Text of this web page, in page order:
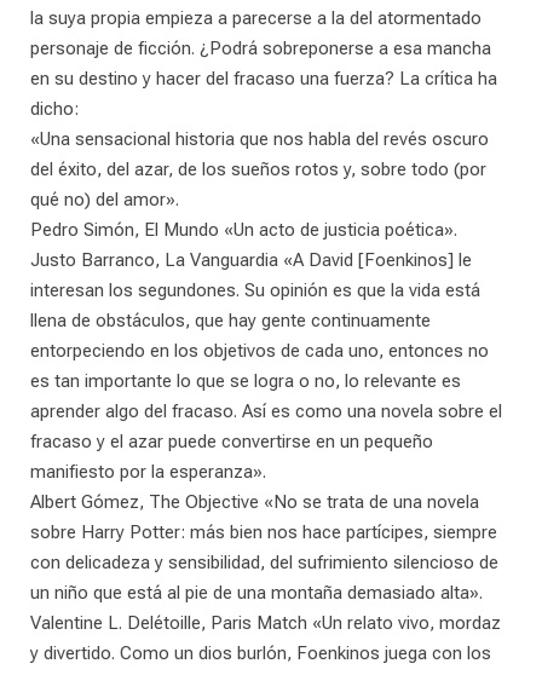
la suya propia empieza a parecerse a la del atormentado
personaje de ficción. ¿Podrá sobreponerse a esa mancha
en su destino y hacer del fracaso una fuerza? La crítica ha
dicho:
«Una sensacional historia que nos habla del revés oscuro
del éxito, del azar, de los sueños rotos y, sobre todo (por
qué no) del amor».
Pedro Simón, El Mundo «Un acto de justicia poética».
Justo Barranco, La Vanguardia «A David [Foenkinos] le
interesan los segundones. Su opinión es que la vida está
llena de obstáculos, que hay gente continuamente
entorpeciendo en los objetivos de cada uno, entonces no
es tan importante lo que se logra o no, lo relevante es
aprender algo del fracaso. Así es como una novela sobre el
fracaso y el azar puede convertirse en un pequeño
manifiesto por la esperanza».
Albert Gómez, The Objective «No se trata de una novela
sobre Harry Potter: más bien nos hace partícipes, siempre
con delicadeza y sensibilidad, del sufrimiento silencioso de
un niño que está al pie de una montaña demasiado alta».
Valentine L. Delétoille, Paris Match «Un relato vivo, mordaz
y divertido. Como un dios burlón, Foenkinos juega con los